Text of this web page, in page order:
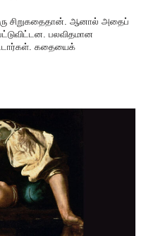
ஒரு சிறுகதைதான். ஆனால் அதைப்
பலவிதமான
கதையைக்